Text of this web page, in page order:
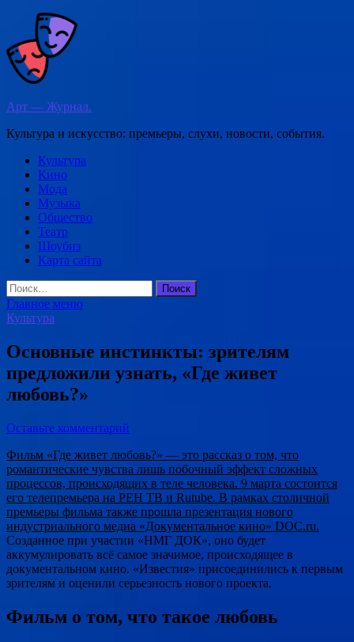
Перейти
содержимому
Арт — Журнал.
Культура и искусство: премьеры, слухи, новости, события.
Культура
Кино
Мода
Музыка
Общество
Театр
Шоубиз
Карта сайта
Найти:
Главное меню
Культура
Основные инстинкты: зрителям
предложили узнать, «Где живет
любовь?»
Оставьте комментарий
Фильм «Где живет любовь?» — это рассказ о том, что
романтические чувства лишь побочный эффект сложных
процессов, происходящих в теле человека. 9 марта состоится
его телепремьера на РЕН ТВ и Rutube. В рамках столичной
премьеры фильма также прошла презентация нового
индустриального медиа «Документальное кино» DOC.ru.
Созданное при участии «НМГ ДОК», оно будет
аккумулировать всё самое значимое, происходящее в
документальном кино. «Известия» присоединились к первым
зрителям и оценили серьезность нового проекта.
Фильм о том, что такое любовь